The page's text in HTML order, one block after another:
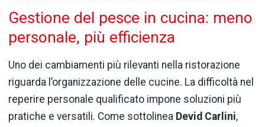
Gestione del pesce in cucina: meno
personale, più efficienza
Uno dei cambiamenti più rilevanti nella ristorazione
riguarda l’organizzazione delle cucine. La difficoltà nel
reperire personale qualificato impone soluzioni più
pratiche e versatili. Come sottolinea Devid Carlini,